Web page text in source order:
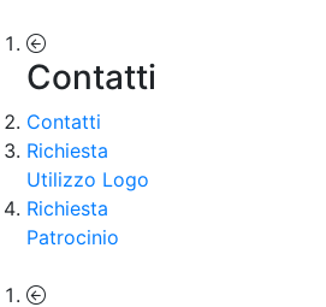
Contatti
Contatti
Richiesta
Utilizzo Logo
Richiesta
Patrocinio